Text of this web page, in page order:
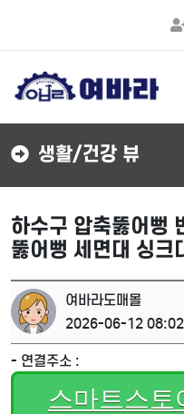
생활/건강 뷰
하수구 압축뚫어뻥
뚫어뻥 세면대 싱크
여바라도매몰
2026-06-12 08:02
- 연결주소 :
스마트스토